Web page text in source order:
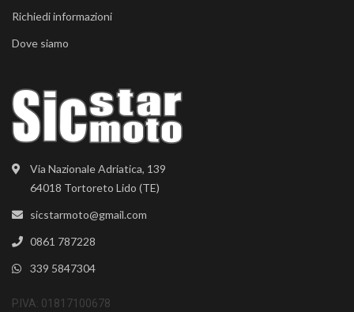
Via Nazionale Adriatica, 139
64018 Tortoreto Lido (TE)
sicstarmoto@gmail.com
0861 787228
339 5847304
P.IVA: 01817100678
Richiedi informazioni
Dove siamo